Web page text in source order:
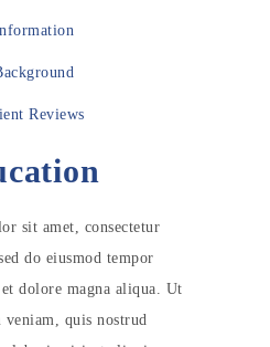
Reviews
sit amet, consectetur
do eiusmod tempor
dolore magna aliqua. Ut
quis nostrud